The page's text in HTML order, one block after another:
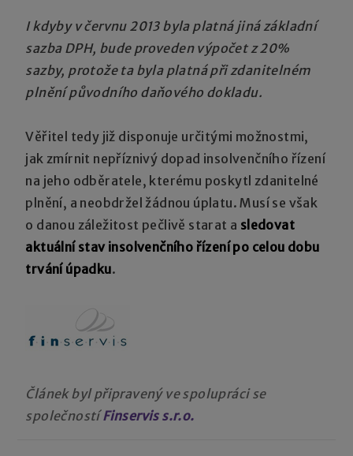
I kdyby v červnu 2013 byla platná jiná základní
sazba DPH, bude proveden výpočet z 20%
sazby, protože ta byla platná při zdanitelném
plnění původního daňového dokladu.
Věřitel tedy již disponuje určitými možnostmi,
jak zmírnit nepříznivý dopad insolvenčního řízení
na jeho odběratele, kterému poskytl zdanitelné
plnění, a neobdržel žádnou úplatu. Musí se však
o danou záležitost pečlivě starat a sledovat
aktuální stav insolvenčního řízení po celou dobu
trvání úpadku.
Článek byl připravený ve spolupráci se
společností Finservis s.r.o.